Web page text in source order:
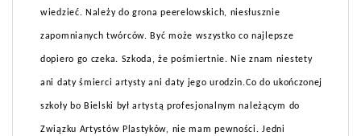
wiedzieć. Należy do grona peerelowskich, niesłusznie
zapomnianych twórców. Być może wszystko co najlepsze
dopiero go czeka. Szkoda, że pośmiertnie. Nie znam niestety
ani daty śmierci artysty ani daty jego urodzin.Co do ukończonej
szkoły bo Bielski był artystą profesjonalnym należącym do
Związku Artystów Plastyków, nie mam pewności. Jedni